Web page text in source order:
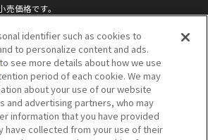
価格です。
い。
Do Not Sell or Share My
Personal Information
件
ソーシャルメディアポリシー
お問い合わせ
identifier such as cookies to
to personalize content and ads.
to see more details about how we use
period of each cookie. We may
about your use of our website
and advertising partners, who may
information that you have provided
have collected from your use of their